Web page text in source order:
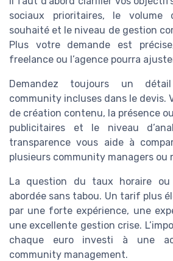
sociaux prioritaires, le volume
souhaité et le niveau de gestion
Plus votre demande est
freelance ou l’agence pourra
Demandez toujours un
community incluses dans le devis.
de création contenu, la présence
publicitaires et le niveau
transparence vous aide à
plusieurs community managers ou
La question du taux horaire
abordée sans tabou. Un tarif plus
par une forte expérience, une
une excellente gestion crise.
chaque euro investi à une
community management.